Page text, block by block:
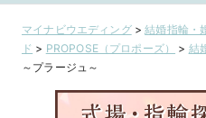
マイナビウエディング>結婚指輪・
ド > PROPOSE（プロポーズ） > 結
～プラージュ～